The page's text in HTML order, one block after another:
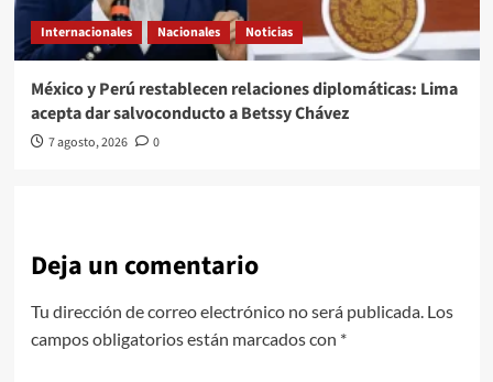
Internacionales Nacionales Noticias
México y Perú restablecen relaciones diplomáticas: Lima
acepta dar salvoconducto a Betssy Chávez
7 agosto, 2026 0
Deja un comentario
Tu dirección de correo electrónico no será publicada. Los
campos obligatorios están marcados con *